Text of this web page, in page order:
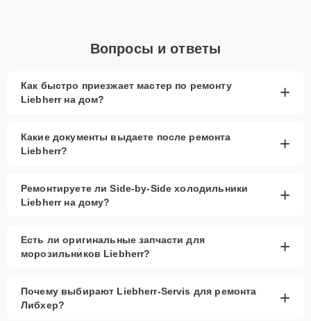
Вопросы и ответы
Как быстро приезжает мастер по ремонту
Liebherr на дом?
+
Какие документы выдаете после ремонта
Liebherr?
+
Ремонтируете ли Side-by-Side холодильники
Liebherr на дому?
+
Есть ли оригинальные запчасти для
морозильников Liebherr?
+
Почему выбирают Liebherr-Servis для ремонта
Либхер?
+